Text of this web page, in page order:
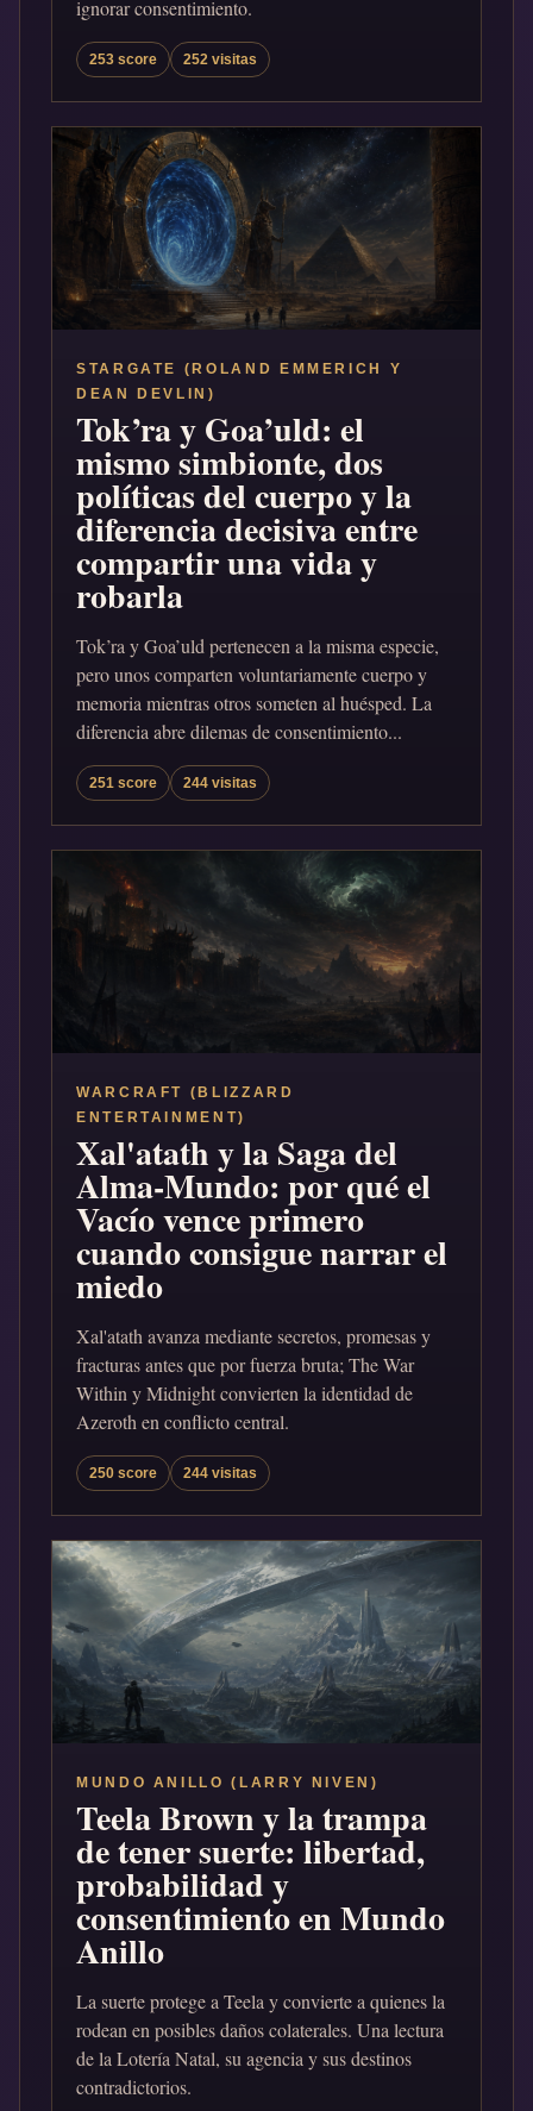
ignorar consentimiento.
253 score 252 visitas
STARGATE (ROLAND EMMERICH Y
DEAN DEVLIN)
Tok’ra y Goa’uld: el
mismo simbionte, dos
políticas del cuerpo y la
diferencia decisiva entre
compartir una vida y
robarla
Tok’ra y Goa’uld pertenecen a la misma especie,
pero unos comparten voluntariamente cuerpo y
memoria mientras otros someten al huésped. La
diferencia abre dilemas de consentimiento...
251 score 244 visitas
WARCRAFT (BLIZZARD
ENTERTAINMENT)
Xal'atath y la Saga del
Alma-Mundo: por qué el
Vacío vence primero
cuando consigue narrar el
miedo
Xal'atath avanza mediante secretos, promesas y
fracturas antes que por fuerza bruta; The War
Within y Midnight convierten la identidad de
Azeroth en conflicto central.
250 score 244 visitas
MUNDO ANILLO (LARRY NIVEN)
Teela Brown y la trampa
de tener suerte: libertad,
probabilidad y
consentimiento en Mundo
Anillo
La suerte protege a Teela y convierte a quienes la
rodean en posibles daños colaterales. Una lectura
de la Lotería Natal, su agencia y sus destinos
contradictorios.